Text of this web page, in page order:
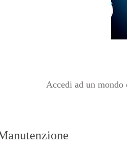
Accedi ad un mondo